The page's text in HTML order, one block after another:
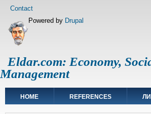
Skip
main
content
Footer
Contact
Eldar.com: Economy,
Management
Powered by Drupal
Main
navigation
HOME REFERENCES